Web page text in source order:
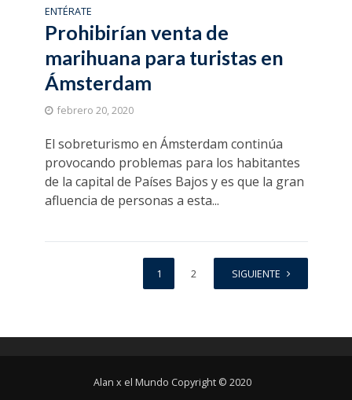
ENTÉRATE
Prohibirían venta de
marihuana para turistas en
Ámsterdam
febrero 20, 2020
El sobreturismo en Ámsterdam continúa
provocando problemas para los habitantes
de la capital de Países Bajos y es que la gran
afluencia de personas a esta...
1 2 SIGUIENTE
Alan x el Mundo Copyright © 2020